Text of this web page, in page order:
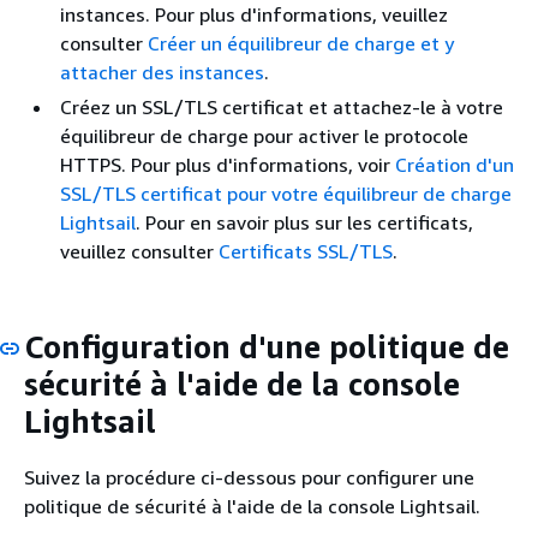
instances. Pour plus d'informations, veuillez
consulter Créer un équilibreur de charge et y
attacher des instances.
Créez un SSL/TLS certificat et attachez-le à votre
équilibreur de charge pour activer le protocole
HTTPS. Pour plus d'informations, voir Création d'un
SSL/TLS certificat pour votre équilibreur de charge
Lightsail. Pour en savoir plus sur les certificats,
veuillez consulter Certificats SSL/TLS.
Configuration d'une politique de
sécurité à l'aide de la console
Lightsail
Suivez la procédure ci-dessous pour configurer une
politique de sécurité à l'aide de la console Lightsail.